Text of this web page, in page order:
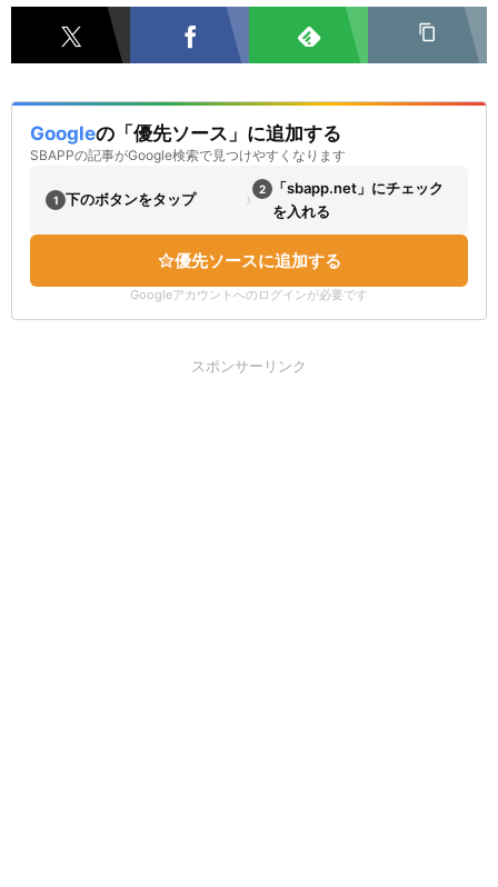
Googleの「優先ソース」に追加する
SBAPPの記事がGoogle検索で見つけやすくなります
1 下のボタンをタップ › 2
「sbapp.net」にチェック
を入れる
優先ソースに追加する
Googleアカウントへのログインが必要です
スポンサーリンク